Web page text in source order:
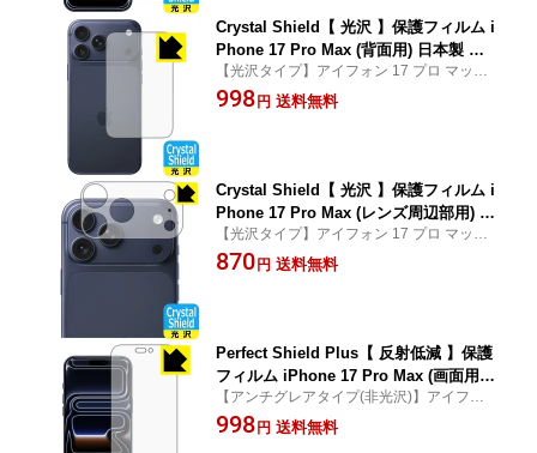
Crystal Shield【 光沢 】保護フィルム i
Phone 17 Pro Max (背面用) 日本製 自
社製造直販
【光沢タイプ】アイフォン 17 プロ マック
ス 専用保護フィルム(保護シート)
998円 送料無料
Crystal Shield【 光沢 】保護フィルム i
Phone 17 Pro Max (レンズ周辺部用) 日
本製 自社製造直販
【光沢タイプ】アイフォン 17 プロ マック
ス 専用保護フィルム(保護シート)
870円 送料無料
Perfect Shield Plus【 反射低減 】保護
フィルム iPhone 17 Pro Max (画面用)
日本製 自社製造直販
【アンチグレアタイプ(非光沢)】アイフォン
17 プロ マックス 専用保護フィルム(保護シ
ート)
998円 送料無料